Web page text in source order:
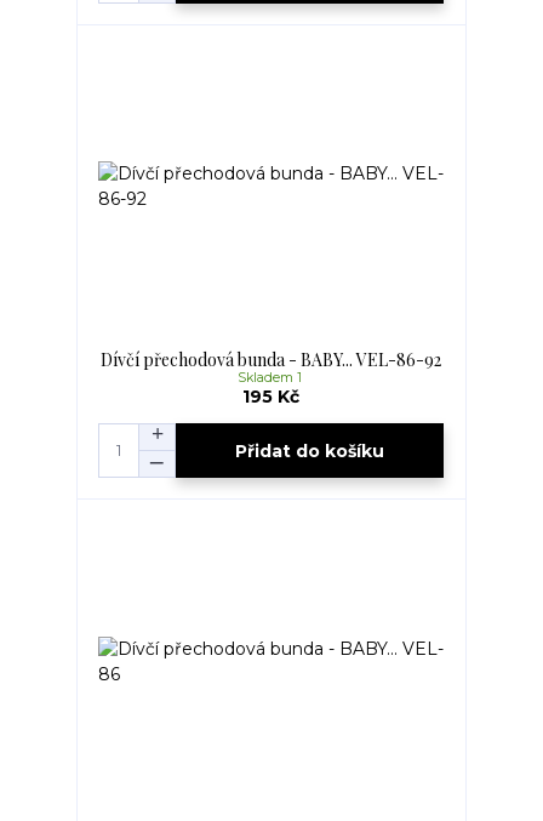
Dívčí přechodová bunda - BABY... VEL-86-92
195 Kč
Skladem 1
Přidat do košíku